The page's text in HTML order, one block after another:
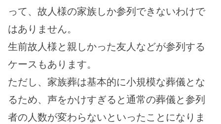
って、故人様の家族しか参列できないわけで
はありません。
生前故人様と親しかった友人などが参列する
ケースもあります。
ただし、家族葬は基本的に小規模な葬儀とな
るため、声をかけすぎると通常の葬儀と参列
者の人数が変わらないといったことになりま